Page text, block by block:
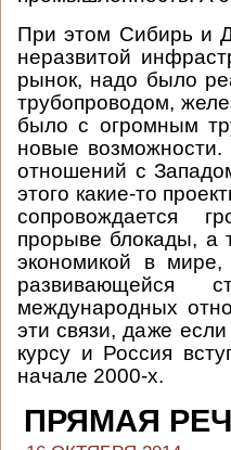
При этом Сибирь и
неразвитой
рынок, надо было
трубопроводом,
было с огромным
новые
отношений с
этого какие-то
сопровождается
прорыве блокады, а
экономикой в
развивающейся
международных
эти связи, даже
курсу и Россия
начале 2000-х.
ПРЯМАЯ